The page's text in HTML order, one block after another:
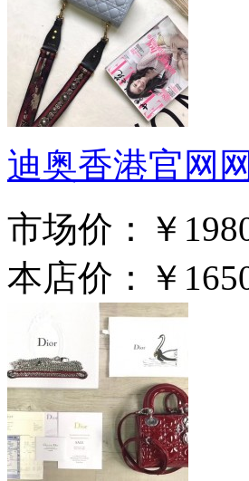
迪奥香港官网
市场价：
￥
本店价：
￥